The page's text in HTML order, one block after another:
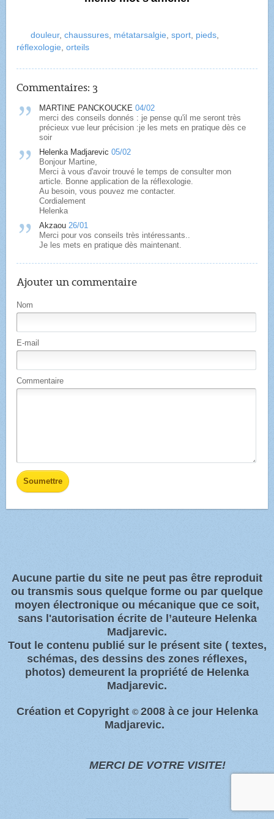
douleur,chaussures, métatarsalgie,sport, pieds,
réflexologie,orteils
Commentaires: 3
MARTINE PANCKOUCKE 04/02
merci des conseils donnés : je pense qu'il me seront très
précieux vue leur précision :je les mets en pratique dès ce
soir
Helenka Madjarevic 05/02
Bonjour Martine,
Merci à vous d'avoir trouvé le temps de consulter mon
article. Bonne application de la réflexologie.
Au besoin, vous pouvez me contacter.
Cordialement
Helenka
Akzaou26/01
Merci pour vos conseils très intéressants..
Je les mets en pratique dès maintenant.
Ajouter un commentaire
Nom
E-mail
Commentaire
Aucune partie du site ne peut pas être reproduit
ou transmis sous quelque forme ou par quelque
moyen électronique ou mécanique que ce soit,
sans l'autorisation écrite de l’auteure Helenka
Madjarevic.
Tout l e contenu publié sur le présent site( textes,
schémas, des dessins des zones réflexes,
photos) demeurent la propriété de Helenka
Madjarevic.
Création et Copyright © 2008 à ce jour Helenka
Madjarevic.
MERCI DE VOTRE VISITE!